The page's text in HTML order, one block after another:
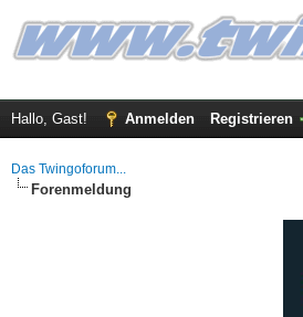
Hallo, Gast! Anmelden Registrieren
Das Twingoforum...
Forenmeldung